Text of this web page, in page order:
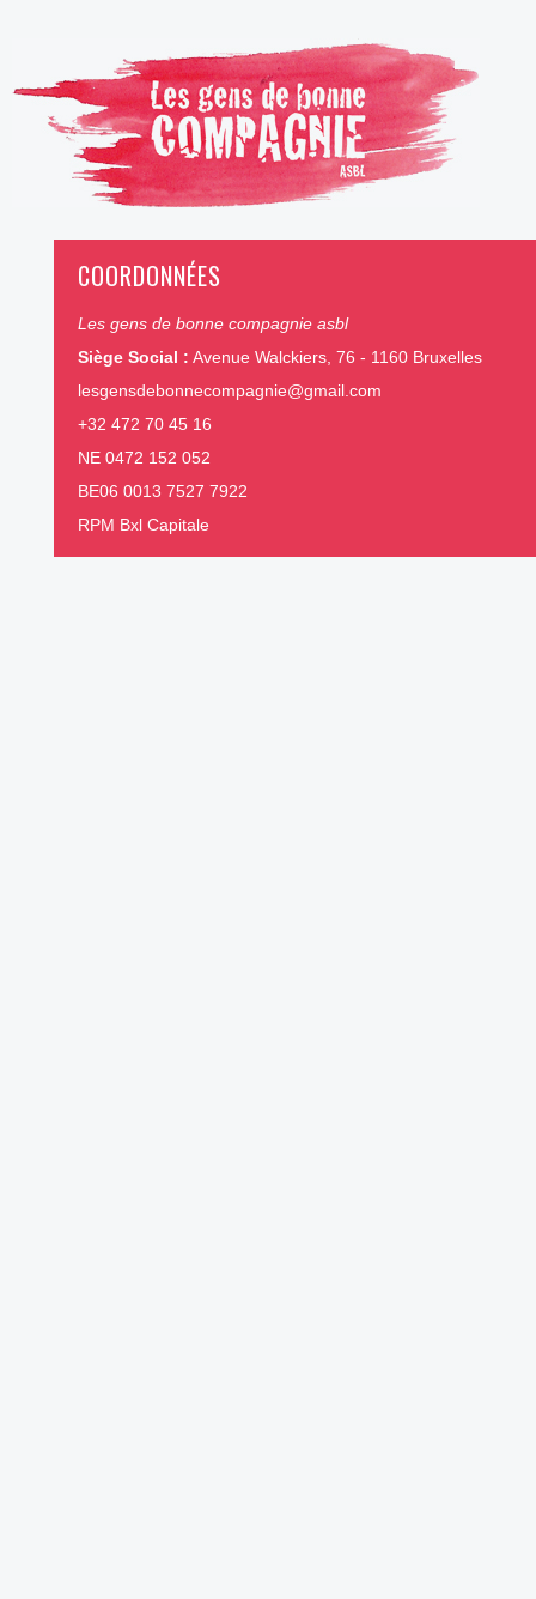
COORDONNÉES
Les gens de bonne compagnie asbl
Siège Social : Avenue Walckiers, 76 - 1160 Bruxelles
lesgensdebonnecompagnie@gmail.com
+32 472 70 45 16
NE 0472 152 052
BE06 0013 7527 7922
RPM Bxl Capitale